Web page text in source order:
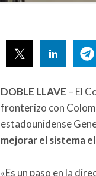
DOBLE LLAVE – El
fronterizo con
estadounidense
mejorar el sistema
«Es un paso en la